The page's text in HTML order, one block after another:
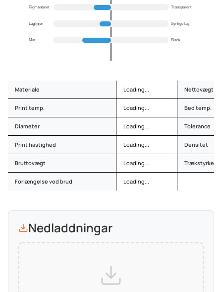
Pigmenteret Transparent
Laglinjer Synlige lag
Mat Blank
Materiale Loading... Nettovægt
Print temp. Loading... Bed temp.
Diameter Loading... Tolerance
Print hastighed Loading... Densitet
Bruttovægt Loading... Trækstyrke
Forlængelse ved brud Loading...
Nedladdningar